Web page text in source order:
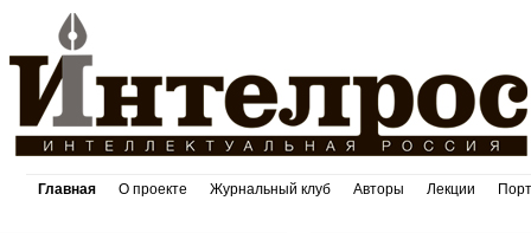
Главная О проекте Журнальный клуб Авторы Лекции